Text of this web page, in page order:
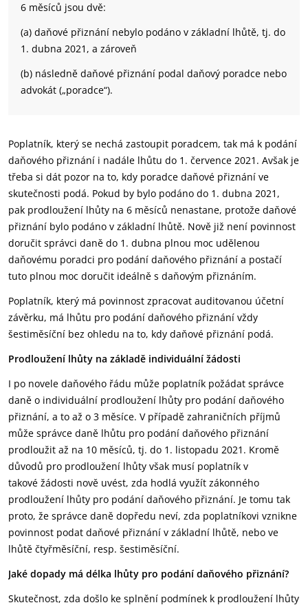
6 měsíců jsou dvě:
(a) daňové přiznání nebylo podáno v základní lhůtě, tj. do
1. dubna 2021, a zároveň
(b) následně daňové přiznání podal daňový poradce nebo
advokát („poradce“).
Poplatník, který se nechá zastoupit poradcem, tak má k podání
daňového přiznání i nadále lhůtu do 1. července 2021. Avšak je
třeba si dát pozor na to, kdy poradce daňové přiznání ve
skutečnosti podá. Pokud by bylo podáno do 1. dubna 2021,
pak prodloužení lhůty na 6 měsíců nenastane, protože daňové
přiznání bylo podáno v základní lhůtě. Nově již není povinnost
doručit správci daně do 1. dubna plnou moc udělenou
daňovému poradci pro podání daňového přiznání a postačí
tuto plnou moc doručit ideálně s daňovým přiznáním.
Poplatník, který má povinnost zpracovat auditovanou účetní
závěrku, má lhůtu pro podání daňového přiznání vždy
šestiměsíční bez ohledu na to, kdy daňové přiznání podá.
Prodloužení lhůty na základě individuální žádosti
I po novele daňového řádu může poplatník požádat správce
daně o individuální prodloužení lhůty pro podání daňového
přiznání, a to až o 3 měsíce. V případě zahraničních příjmů
může správce daně lhůtu pro podání daňového přiznání
prodloužit až na 10 měsíců, tj. do 1. listopadu 2021. Kromě
důvodů pro prodloužení lhůty však musí poplatník v
takové žádosti nově uvést, zda hodlá využít zákonného
prodloužení lhůty pro podání daňového přiznání. Je tomu tak
proto, že správce daně dopředu neví, zda poplatníkovi vznikne
povinnost podat daňové přiznání v základní lhůtě, nebo ve
lhůtě čtyřměsíční, resp. šestiměsíční.
Jaké dopady má délka lhůty pro podání daňového přiznání?
Skutečnost, zda došlo ke splnění podmínek k prodloužení lhůty